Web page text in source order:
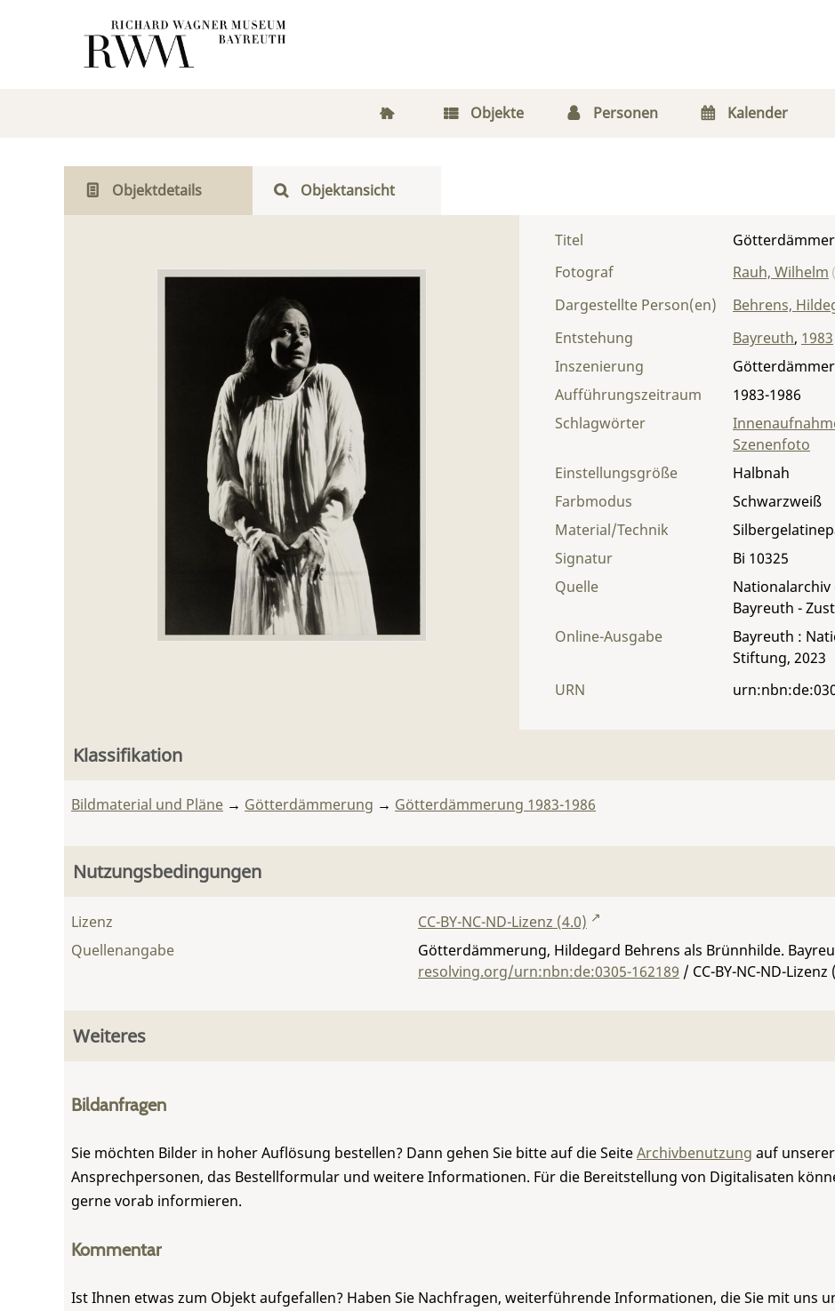
Objekte Personen Kalender
Objektdetails Objektansicht
Titel
Fotograf
Rauh, Wilhelm
Dargestellte Person(en)
Behrens,
Entstehung
Bayreuth, 1983
Material/Technik
Einstellungsgröße
Halbnah
Farbmodus
Schwarzweiß
Inszenierung
Aufführungszeitraum
1983-1986
Signatur
Bi 10325
Quelle
Bayreuth -
Schlagwörter
Szenenfoto
Online-Ausgabe
Bayreuth :
Stiftung, 2023
URN
Klassifikation
Bildmaterial und Pläne → Götterdämmerung → Götterdämmerung 1983-1986
Nutzungsbedingungen
Lizenz
CC-BY-NC-ND-Lizenz (4.0)
Quellenangabe
Götterdämmerung, Hildegard Behrens als Brünnhilde.
resolving.org/urn:nbn:de:0305-162189 / CC-BY-NC-ND-Lizenz
Weiteres
Bildanfragen
Sie möchten Bilder in hoher Auflösung bestellen? Dann gehen Sie bitte auf die SeiteArchivbenutzung auf
Ansprechpersonen, das Bestellformular und weitere Informationen. Für die Bereitstellung von Digitalisaten
gerne vorab informieren.
Kommentar
Ist Ihnen etwas zum Objekt aufgefallen? Haben Sie Nachfragen, weiterführende Informationen, die Sie mit uns